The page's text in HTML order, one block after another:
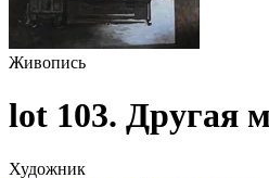
Живопись
lot 103. Другая
Художник